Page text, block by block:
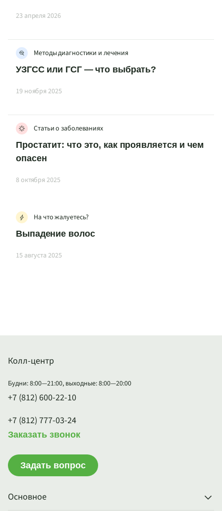
23 апреля 2026
Методы диагностики и лечения
УЗГСС или ГСГ — что выбрать?
19 ноября 2025
Статьи о заболеваниях
Простатит: что это, как проявляется и чем
опасен
8 октября 2025
На что жалуетесь?
Выпадение волос
15 августа 2025
Основное
Колл-центр
Будни: 8:00—21:00, выходные: 8:00—20:00
+7 (812) 600-22-10
+7 (812) 777-03-24
Заказать звонок
Задать вопрос